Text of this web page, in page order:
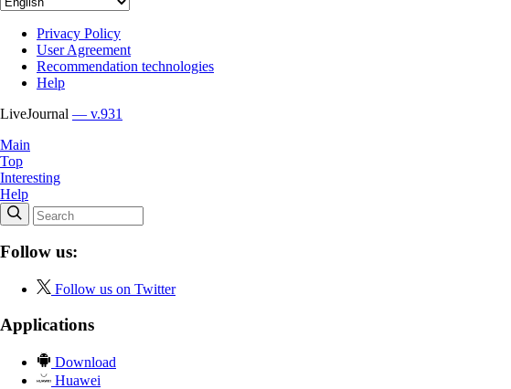
Privacy Policy
User Agreement
Recommendation technologies
Help
LiveJournal — v.931
Main
Top
Interesting
Help
Follow us:
Follow us on Twitter
Applications
Download
Huawei